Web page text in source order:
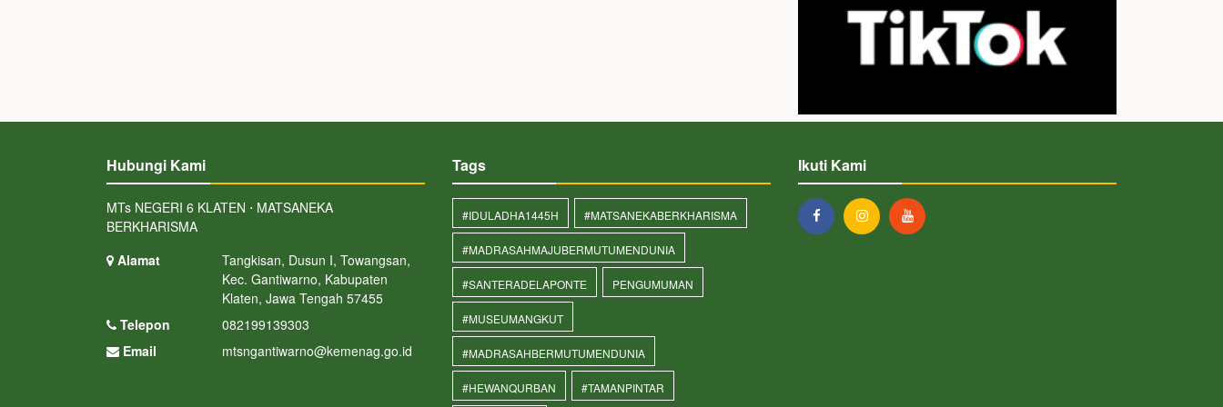
Hubungi Kami
MTs NEGERI 6 KLATEN ⋅ MATSANEKA
BERKHARISMA
Alamat
Tangkisan, Dusun I, Towangsan,
Kec. Gantiwarno, Kabupaten
Klaten, Jawa Tengah 57455
Telepon
082199139303
Email
mtsngantiwarno@kemenag.go.id
Tags
#IDULADHA1445H #MATSANEKABERKHARISMA
#MADRASAHMAJUBERMUTUMENDUNIA
#SANTERADELAPONTE PENGUMUMAN
#MUSEUMANGKUT
#MADRASAHBERMUTUMENDUNIA
#HEWANQURBAN #TAMANPINTAR
Ikuti Kami